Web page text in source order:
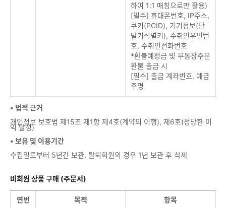
하여 1:1 매칭으로만 활용)
[필수] 휴대폰번호, IP주소,
쿠키(PCID), 기기정보(단
말기식별키), 수취인우편번
호, 수취인전화번호
*환불예정금 및 무통장주문
환불 출금 시
[필수] 출금 계좌번호, 예금
주명
• 법적 근거
개인정보 보호법 제15조 제1항 제4호(계약의 이행), 제6호(정당한 이
익 달성)
• 보유 및 이용기간
수집일로부터 5년간 보관, 탈퇴회원의 경우 1년 보관 후 삭제
비회원 상품 구매 (주문서)
연번 목적 항목